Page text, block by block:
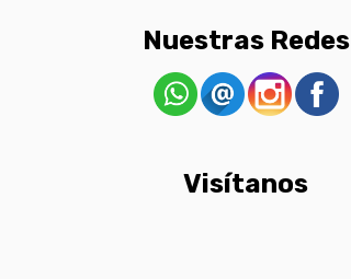
Nuestras Redes
Visítanos